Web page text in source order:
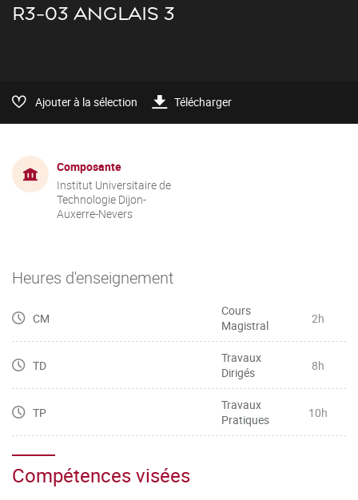
R3-03 ANGLAIS 3
Ajouter à la sélection Télécharger
Composante
Institut Universitaire de
Technologie Dijon-
Auxerre-Nevers
Heures d'enseignement
CM
Cours
Magistral
2h
TD
Travaux
Dirigés
8h
TP
Travaux
Pratiques
10h
Compétences visées